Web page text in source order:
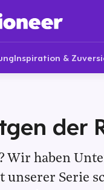
Inspiration &
der
Wir haben
unserer Serie